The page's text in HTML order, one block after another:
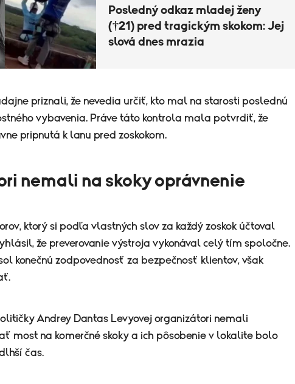
Posledný odkaz mladej ženy
(†21) pred tragickým skokom: Jej
slová dnes mrazia
priznali, že nevedia určiť, kto mal na starosti poslednú
vybavenia. Práve táto kontrola mala potvrdiť, že
pripnutá k lanu pred zoskokom.
nemali na skoky oprávnenie
ktorý si podľa vlastných slov za každý zoskok účtoval
že preverovanie výstroja vykonával celý tím spoločne.
konečnú zodpovednosť za bezpečnosť klientov, však
Andrey Dantas Levyovej organizátori nemali
most na komerčné skoky a ich pôsobenie v lokalite bolo
čas.